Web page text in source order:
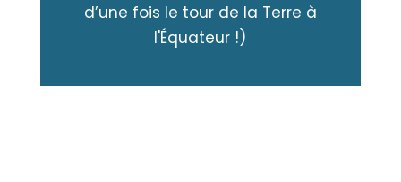
d’une fois le tour de la Terre à
l'Équateur !)